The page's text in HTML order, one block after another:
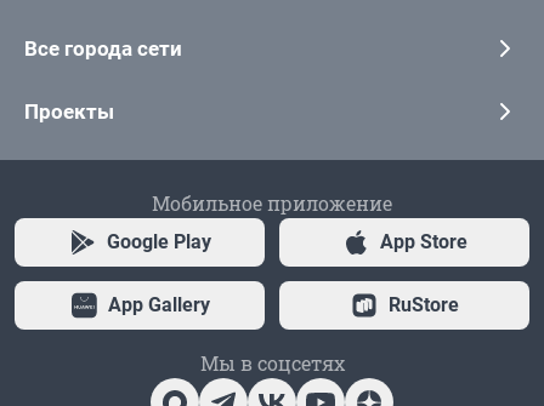
Все города сети
Проекты
Мобильное приложение
Google Play App Store
App Gallery RuStore
Мы в соцсетях